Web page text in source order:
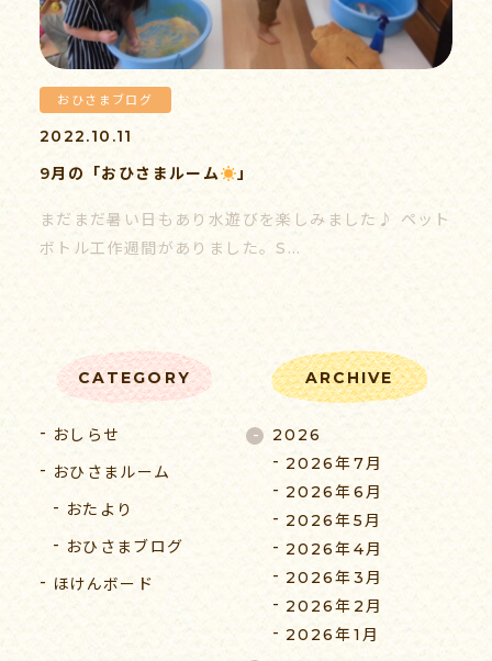
おひさまブログ
2022.10.11
9月の「おひさまルーム
」
まだまだ暑い日もあり水遊びを楽しみました♪ ペット
ボトル工作週間がありました。S…
CATEGORY
おしらせ
おひさまルーム
おたより
おひさまブログ
ほけんボード
ARCHIVE
2026
2026年7月
2026年6月
2026年5月
2026年4月
2026年3月
2026年2月
2026年1月